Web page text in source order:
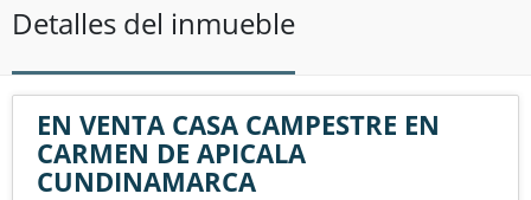
Detalles del inmueble
EN VENTA CASA CAMPESTRE EN
CARMEN DE APICALA
CUNDINAMARCA